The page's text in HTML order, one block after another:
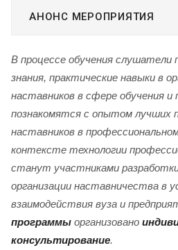
АНОНС МЕРОПРИЯТИЯ
В процессе обучения
знания, практические навыки в
наставников в сфере обучения и
познакомятся с опытом лучших
наставников в
контексте технологии
станут участниками
организации наставничества в
взаимодействия вуза и
программы организовано
консультирование.